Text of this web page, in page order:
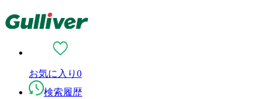
お気に入り 0
検索履歴